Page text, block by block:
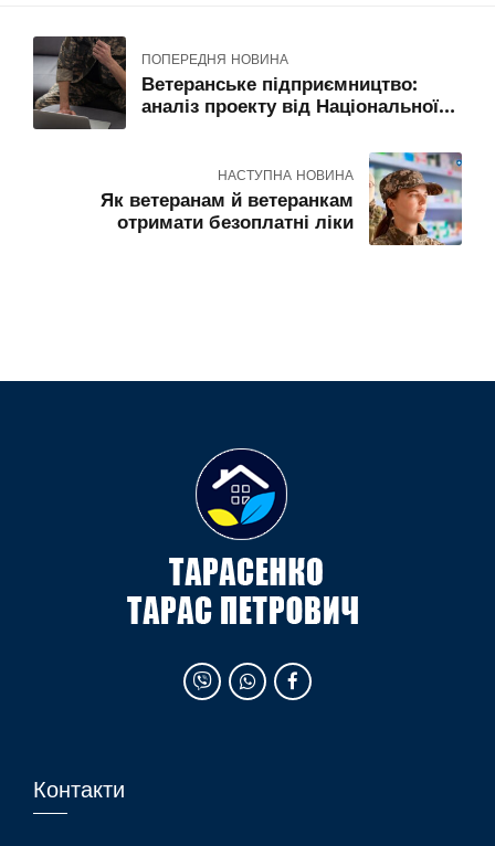
ПОПЕРЕДНЯ НОВИНА
Ветеранське підприємництво:
аналіз проекту від Національної
НАСТУПНА НОВИНА
Як ветеранам й ветеранкам
отримати безоплатні ліки
Контакти